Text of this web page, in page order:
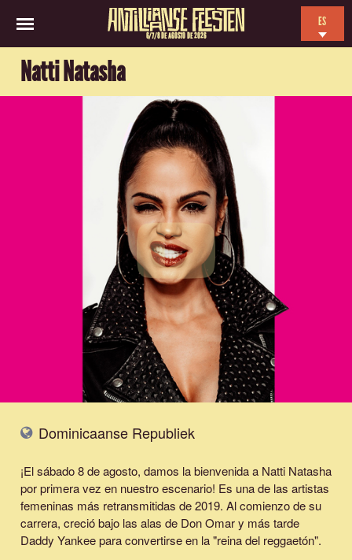
6/7/8 DE AGOSTO DE 2026
ES
Natti Natasha
Dominicaanse Republiek
¡El sábado 8 de agosto, damos la bienvenida a Natti Natasha
por primera vez en nuestro escenario! Es una de las artistas
femeninas más retransmitidas de 2019. Al comienzo de su
carrera, creció bajo las alas de Don Omar y más tarde
Daddy Yankee para convertirse en la "reina del reggaetón".